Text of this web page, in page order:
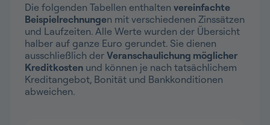
Die folgenden Tabellen enthalten vereinfachte
Beispielrechnungen mit verschiedenen Zinssätzen
und Laufzeiten. Alle Werte wurden der Übersicht
halber auf ganze Euro gerundet. Sie dienen
ausschließlich der Veranschaulichung möglicher
Kreditkosten und können je nach tatsächlichem
Kreditangebot, Bonität und Bankkonditionen
abweichen.